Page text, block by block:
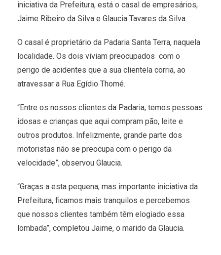
iniciativa da Prefeitura, está o casal de empresários,
Jaime Ribeiro da Silva e Glaucia Tavares da Silva.
O casal é proprietário da Padaria Santa Terra, naquela
localidade. Os dois viviam preocupados com o
perigo de acidentes que a sua clientela corria, ao
atravessar a Rua Egídio Thomé.
“Entre os nossos clientes da Padaria, temos pessoas
idosas e crianças que aqui compram pão, leite e
outros produtos. Infelizmente, grande parte dos
motoristas não se preocupa com o perigo da
velocidade”, observou Glaucia.
“Graças a esta pequena, mas importante iniciativa da
Prefeitura, ficamos mais tranquilos e percebemos
que nossos clientes também têm elogiado essa
lombada”, completou Jaime, o marido da Glaucia.